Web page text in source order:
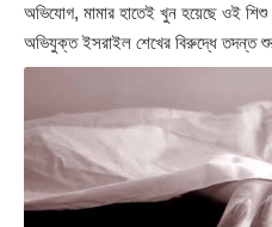
অভিযোগ, মামার হাতেই খুন হয়েছে ওই
অভিযুক্ত ইসরাইল শেখের বিরুদ্ধে তদন্ত